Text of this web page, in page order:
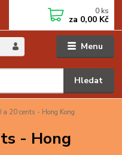
Menu
Hledat
0 ks
za 0,00 Kč
20 cents - Hong Kong
- Hong